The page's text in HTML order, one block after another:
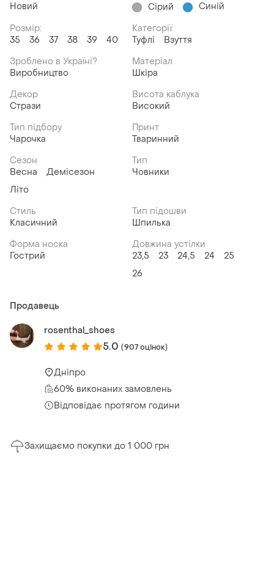
Новий
Сірий
Синій
Розмір:
35
36 37 38 39 40
Категорії:
Туфлі
Взуття
Зроблено в Україні?
Виробництво
Матеріал
Шкіра
Декор
Стрази
Висота каблука
Високий
Тип підбору
Чарочка
Принт
Тваринний
Сезон
Весна
Демісезон
Літо
Тип
Човники
Стиль
Класичний
Тип підошви
Шпилька
Форма носка
Гострий
Довжина устілки
23,5
23 24,5 24
25
26
Продавець
rosenthal_shoes
5.0 (907 оцінок)
Дніпро
60% виконаних замовлень
Відповідає протягом години
Захищаємо покупки до 1 000 грн